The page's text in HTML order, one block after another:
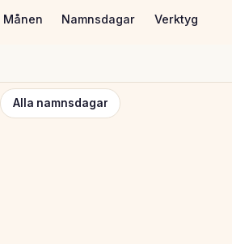
Månen Namnsdagar Verktyg
Alla namnsdagar